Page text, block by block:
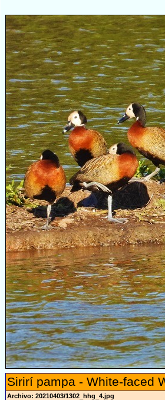
Sirirí pampa - White-faced
Archivo: 20210403/1302_hhg_4.jpg